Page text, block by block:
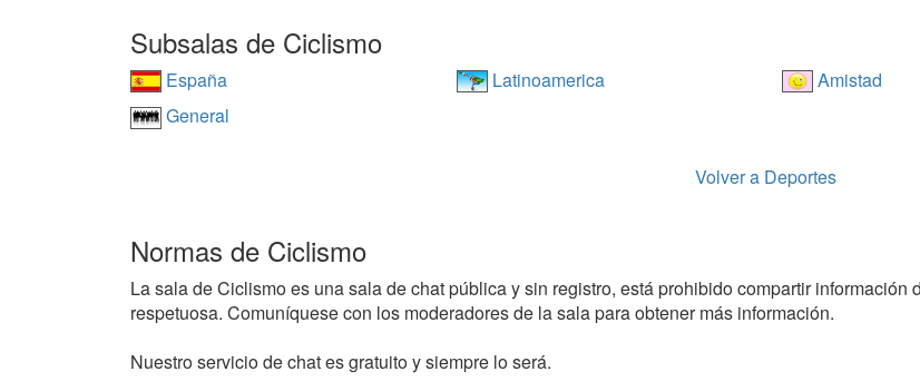
Subsalas de Ciclismo
España Latinoamerica Amistad
General
Volver a Deportes
Normas de Ciclismo
La sala de Ciclismo es una sala de chat pública y sin registro, está prohibido compartir
respetuosa. Comuníquese con los moderadores de la sala para obtener más información.
Nuestro servicio de chat es gratuito y siempre lo será.